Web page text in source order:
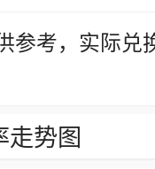
参考，实际
走势图